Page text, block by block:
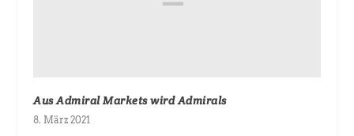
Aus Admiral Markets wird Admirals
8. März 2021